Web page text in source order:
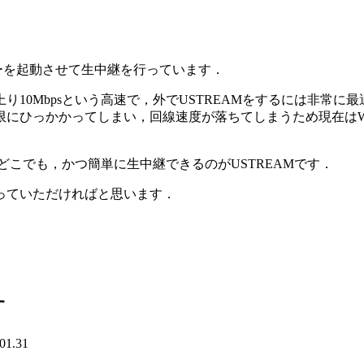
起動させて生中継を行っています．
10Mbpsという高速で，外でUSTREAMをするには非常に
ひっかかってしまい，回線速度が落ちてしまうため現在
でも，かつ簡単に生中継できるのがUSTREAMです．
ていただければと思います．